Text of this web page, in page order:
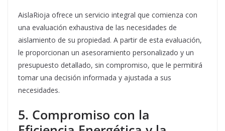
AislaRioja ofrece un servicio integral que comienza con
una evaluación exhaustiva de las necesidades de
aislamiento de su propiedad. A partir de esta evaluación,
le proporcionan un asesoramiento personalizado y un
presupuesto detallado, sin compromiso, que le permitirá
tomar una decisión informada y ajustada a sus
necesidades.
5. Compromiso con la